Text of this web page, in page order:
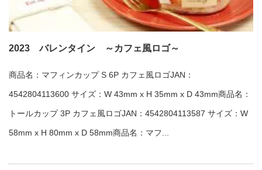
2023 バレンタイン ～カフェ風ロゴ～
商品名：マフィンカップ S 6P カフェ風ロゴJAN：
4542804113600 サイズ：W 43mm x H 35mm x D 43mm商品名：
トールカップ 3P カフェ風ロゴJAN：4542804113587 サイズ：W
58mm x H 80mm x D 58mm商品名：マフ...